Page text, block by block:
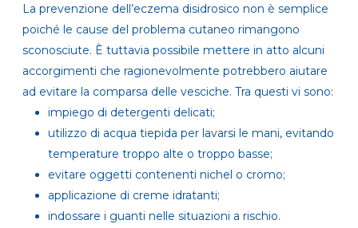
La prevenzione dell’eczema disidrosico non è semplice
poiché le cause del problema cutaneo rimangono
sconosciute. È tuttavia possibile mettere in atto alcuni
accorgimenti che ragionevolmente potrebbero aiutare
ad evitare la comparsa delle vesciche. Tra questi vi sono:
impiego di detergenti delicati;
utilizzo di acqua tiepida per lavarsi le mani, evitando
temperature troppo alte o troppo basse;
evitare oggetti contenenti nichel o cromo;
applicazione di creme idratanti;
indossare i guanti nelle situazioni a rischio.